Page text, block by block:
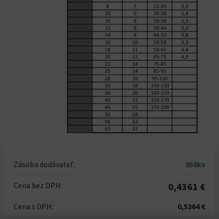
Zásoba dodávateľ : 956ks
Cena bez DPH: 0,4361 €
Cena s DPH: 0,5364 €